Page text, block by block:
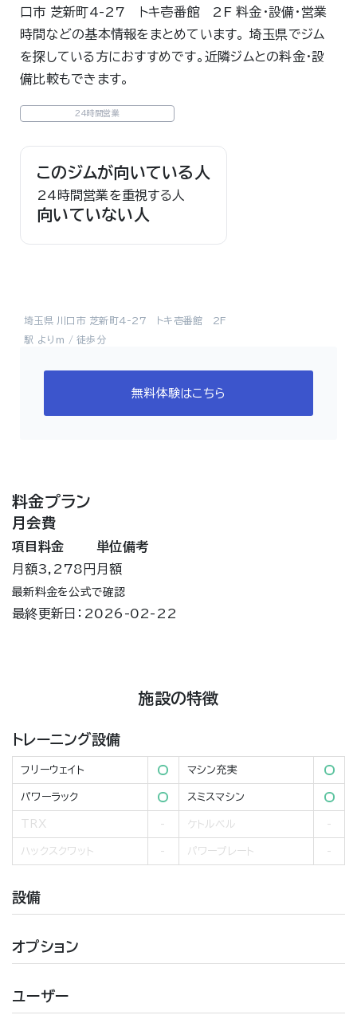
口市 芝新町4-27 トキ壱番館 2F 料金・設備・営業
時間などの基本情報をまとめています。 埼玉県でジム
を探している方におすすめです。近隣ジムとの料金・設
備比較もできます。
24時間営業
このジムが向いている人
24時間営業を重視する人
向いていない人
埼玉県 川口市 芝新町4-27 トキ壱番館 2F
駅 よりm / 徒歩分
無料体験はこちら
料金プラン
月会費
項目 料金 単位備考
月額3,278円 月額
最新料金を公式で確認
最終更新日：2026-02-22
施設の特徴
トレーニング設備
フリーウェイト マシン充実
パワーラック スミスマシン
TRX ケトルベル
ハックスクワット パワープレート
設備
オプション
ユーザー